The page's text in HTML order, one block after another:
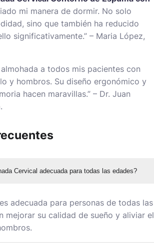
mi manera de dormir. No solo
sino que también ha reducido
significativamente.” – Maria López,
a todos mis pacientes con
y hombros. Su diseño ergonómico y
hacen maravillas.” – Dr. Juan
Cervical adecuada para todas las edades?
adecuada para personas de todas las
mejorar su calidad de sueño y aliviar el